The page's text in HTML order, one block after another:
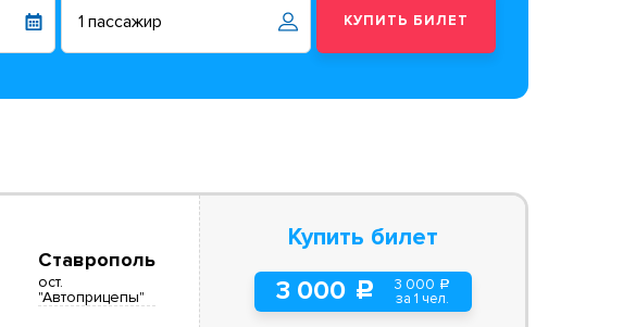
Ставрополь
ост.
"Автоприцепы"
Купить билет
3 000 c 3 000 a
за 1 чел.